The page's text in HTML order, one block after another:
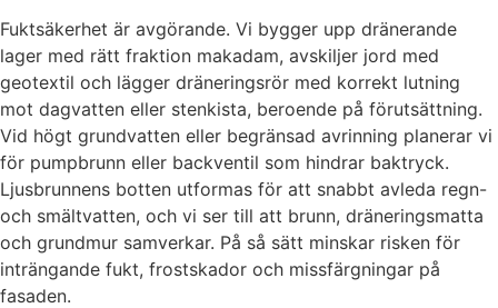
Fuktsäkerhet är avgörande. Vi bygger upp dränerande
lager med rätt fraktion makadam, avskiljer jord med
geotextil och lägger dräneringsrör med korrekt lutning
mot dagvatten eller stenkista, beroende på förutsättning.
Vid högt grundvatten eller begränsad avrinning planerar vi
för pumpbrunn eller backventil som hindrar baktryck.
Ljusbrunnens botten utformas för att snabbt avleda regn-
och smältvatten, och vi ser till att brunn, dräneringsmatta
och grundmur samverkar. På så sätt minskar risken för
inträngande fukt, frostskador och missfärgningar på
fasaden.